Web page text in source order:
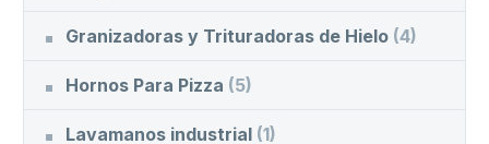
Granizadoras y Trituradoras de Hielo (4)
Hornos Para Pizza (5)
Lavamanos industrial (1)